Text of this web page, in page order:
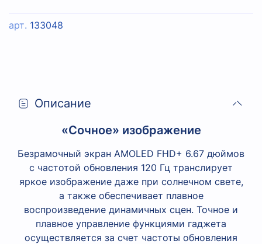
арт. 133048
Описание
«Сочное» изображение
Безрамочный экран AMOLED FHD+ 6.67 дюймов
с частотой обновления 120 Гц транслирует
яркое изображение даже при солнечном свете,
а также обеспечивает плавное
воспроизведение динамичных сцен. Точное и
плавное управление функциями гаджета
осуществляется за счет частоты обновления